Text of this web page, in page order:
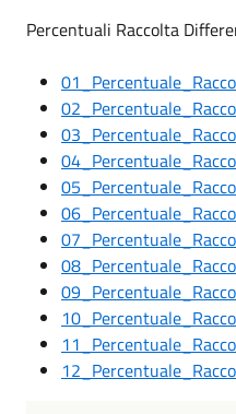
Percentuali Raccolta